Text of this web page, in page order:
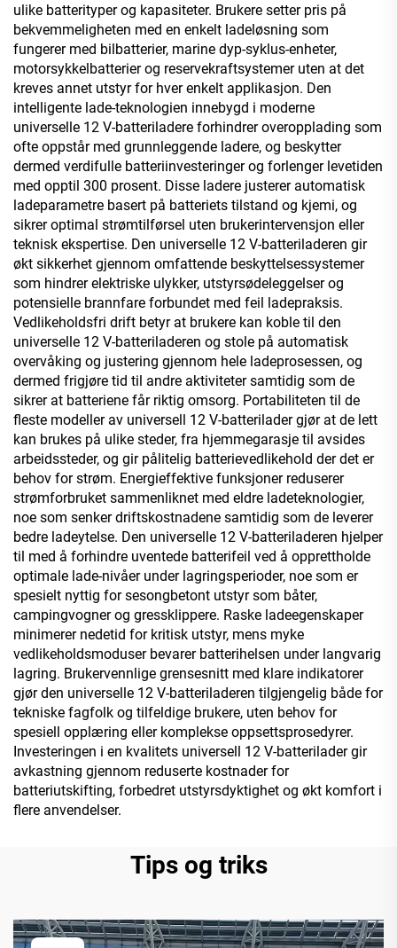
ulike batterityper og kapasiteter. Brukere setter pris på
bekvemmeligheten med en enkelt ladeløsning som
fungerer med bilbatterier, marine dyp-syklus-enheter,
motorsykkelbatterier og reservekraftsystemer uten at det
kreves annet utstyr for hver enkelt applikasjon. Den
intelligente lade-teknologien innebygd i moderne
universelle 12 V-batteriladere forhindrer overopplading som
ofte oppstår med grunnleggende ladere, og beskytter
dermed verdifulle batteriinvesteringer og forlenger levetiden
med opptil 300 prosent. Disse ladere justerer automatisk
ladeparametre basert på batteriets tilstand og kjemi, og
sikrer optimal strømtilførsel uten brukerintervensjon eller
teknisk ekspertise. Den universelle 12 V-batteriladeren gir
økt sikkerhet gjennom omfattende beskyttelsessystemer
som hindrer elektriske ulykker, utstyrsødeleggelser og
potensielle brannfare forbundet med feil ladepraksis.
Vedlikeholdsfri drift betyr at brukere kan koble til den
universelle 12 V-batteriladeren og stole på automatisk
overvåking og justering gjennom hele ladeprosessen, og
dermed frigjøre tid til andre aktiviteter samtidig som de
sikrer at batteriene får riktig omsorg. Portabiliteten til de
fleste modeller av universell 12 V-batterilader gjør at de lett
kan brukes på ulike steder, fra hjemmegarasje til avsides
arbeidssteder, og gir pålitelig batterievedlikehold der det er
behov for strøm. Energieffektive funksjoner reduserer
strømforbruket sammenliknet med eldre ladeteknologier,
noe som senker driftskostnadene samtidig som de leverer
bedre ladeytelse. Den universelle 12 V-batteriladeren hjelper
til med å forhindre uventede batterifeil ved å opprettholde
optimale lade-nivåer under lagringsperioder, noe som er
spesielt nyttig for sesongbetont utstyr som båter,
campingvogner og gressklippere. Raske ladeegenskaper
minimerer nedetid for kritisk utstyr, mens myke
vedlikeholdsmoduser bevarer batterihelsen under langvarig
lagring. Brukervennlige grensesnitt med klare indikatorer
gjør den universelle 12 V-batteriladeren tilgjengelig både for
tekniske fagfolk og tilfeldige brukere, uten behov for
spesiell opplæring eller komplekse oppsettsprosedyrer.
Investeringen i en kvalitets universell 12 V-batterilader gir
avkastning gjennom reduserte kostnader for
batteriutskifting, forbedret utstyrsdyktighet og økt komfort i
flere anvendelser.
Tips og triks